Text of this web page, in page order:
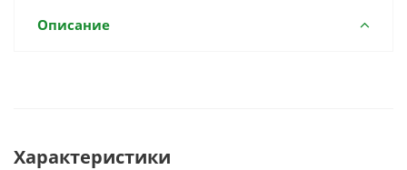
Описание
Характеристики